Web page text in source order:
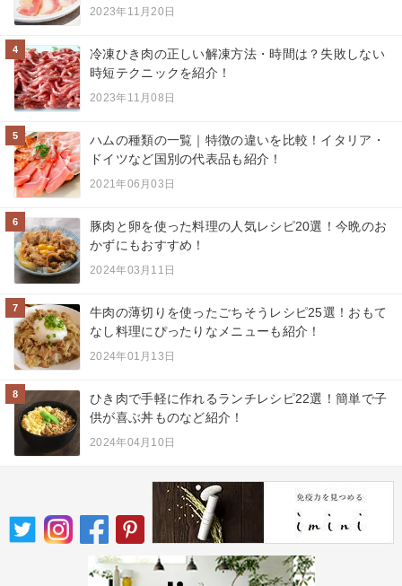
2023年11月20日
4
冷凍ひき肉の正しい解凍方法・時間は？失敗しない
時短テクニックを紹介！
2023年11月08日
5
ハムの種類の一覧｜特徴の違いを比較！イタリア・
ドイツなど国別の代表品も紹介！
2021年06月03日
6
豚肉と卵を使った料理の人気レシピ20選！今晩のお
かずにもおすすめ！
2024年03月11日
7
牛肉の薄切りを使ったごちそうレシピ25選！おもて
なし料理にぴったりなメニューも紹介！
2024年01月13日
8
ひき肉で手軽に作れるランチレシピ22選！簡単で子
供が喜ぶ丼ものなど紹介！
2024年04月10日